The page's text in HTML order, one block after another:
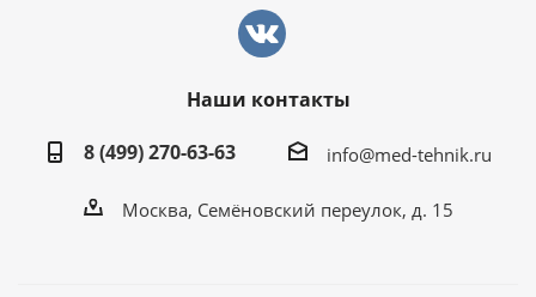
Наши контакты
8 (499) 270-63-63
info@med-tehnik.ru
Москва, Семёновский переулок, д. 15